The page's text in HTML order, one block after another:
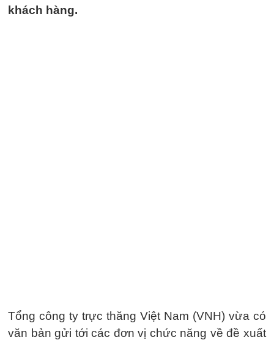
khách hàng.
Tổng công ty trực thăng Việt Nam (VNH) vừa có
văn bản gửi tới các đơn vị chức năng về đề xuất